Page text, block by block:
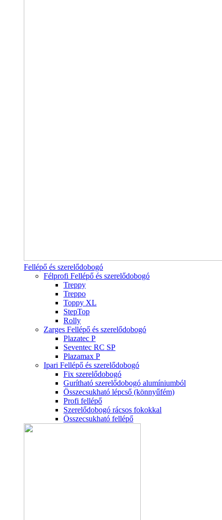
Fellépő és szerelődobogó
Félprofi Fellépő és szerelődobogó
Treppy
Treppo
Toppy XL
StepTop
Rolly
Zarges Fellépő és szerelődobogó
Plazatec P
Seventec RC SP
Plazamax P
Ipari Fellépő és szerelődobogó
Fix szerelődobogó
Gurítható szerelődobogó alumíniumból
Összecsukható lépcső (könnyűfém)
Profi fellépő
Szerelődobogó rácsos fokokkal
Összecsukható fellépő